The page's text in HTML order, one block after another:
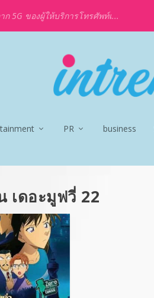
ก 5G ของผู้ให้บริการโทรศัพท์เ...
PR business
เดอะมูฟวี่ 22